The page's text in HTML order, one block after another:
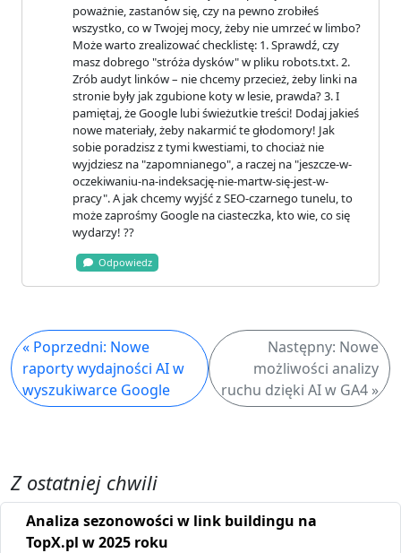
poważnie, zastanów się, czy na pewno zrobiłeś
wszystko, co w Twojej mocy, żeby nie umrzeć w limbo?
Może warto zrealizować checklistę: 1. Sprawdź, czy
masz dobrego "stróża dysków" w pliku robots.txt. 2.
Zrób audyt linków – nie chcemy przecież, żeby linki na
stronie były jak zgubione koty w lesie, prawda? 3. I
pamiętaj, że Google lubi świeżutkie treści! Dodaj jakieś
nowe materiały, żeby nakarmić te głodomory! Jak
sobie poradzisz z tymi kwestiami, to chociaż nie
wyjdziesz na "zapomnianego", a raczej na "jeszcze-w-
oczekiwaniu-na-indeksację-nie-martw-się-jest-w-
pracy". A jak chcemy wyjść z SEO-czarnego tunelu, to
może zaprośmy Google na ciasteczka, kto wie, co się
wydarzy! ??
Odpowiedz
« Poprzedni: Nowe
raporty wydajności AI w
wyszukiwarce Google
Następny: Nowe
możliwości analizy
ruchu dzięki AI w GA4 »
Z ostatniej chwili
Analiza sezonowości w link buildingu na
TopX.pl w 2025 roku